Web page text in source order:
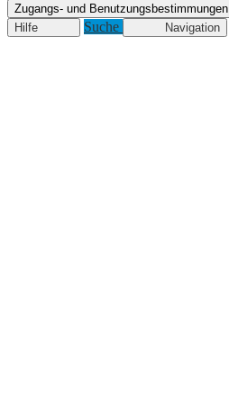
Zugangs- und Benutzungsbestimmungen
Hilfe
Suche Navigation